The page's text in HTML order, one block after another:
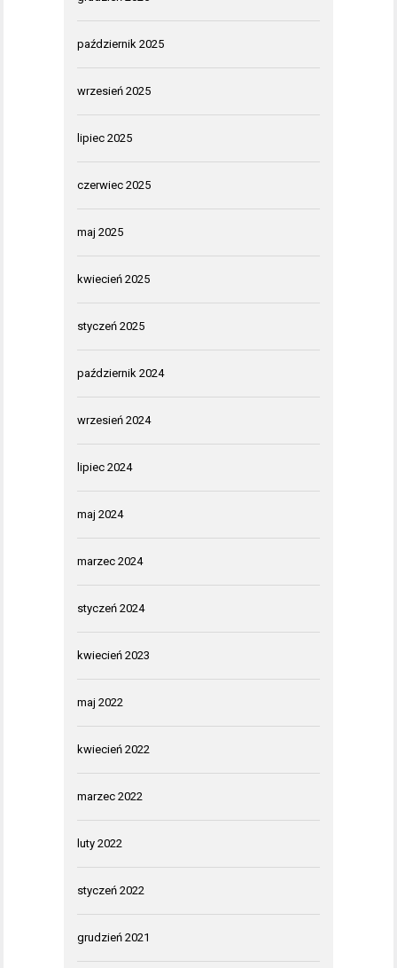
październik 2025
wrzesień 2025
lipiec 2025
czerwiec 2025
maj 2025
kwiecień 2025
styczeń 2025
październik 2024
wrzesień 2024
lipiec 2024
maj 2024
marzec 2024
styczeń 2024
kwiecień 2023
maj 2022
kwiecień 2022
marzec 2022
luty 2022
styczeń 2022
grudzień 2021